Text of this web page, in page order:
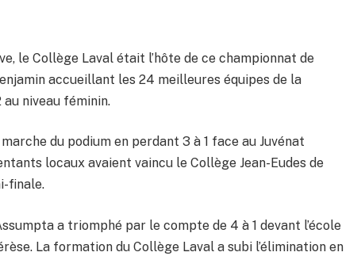
le Collège Laval était l’hôte de ce championnat de
accueillant les 24 meilleures équipes de la
au niveau féminin.
du podium en perdant 3 à 1 face au Juvénat
locaux avaient vaincu le Collège Jean-Eudes de
finale.
a triomphé par le compte de 4 à 1 devant l’école
La formation du Collège Laval a subi l’élimination en